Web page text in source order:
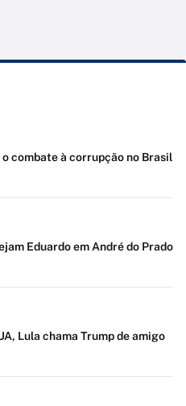
combate à corrupção no Brasil
Eduardo em André do Prado
Lula chama Trump de amigo